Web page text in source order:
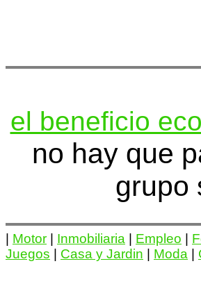
el beneficio
no hay que
grupo
Motor Inmobiliaria Empleo
Juegos
Casa y Jardin Moda